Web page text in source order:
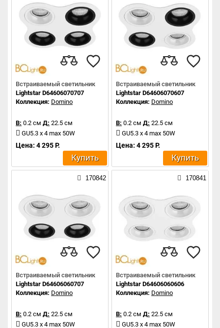
Встраиваемый светильник
Lightstar D64606070707
Коллекция: Domino
В: 0.2 см Д: 22.5 см
GU5.3 x 4 max 50W
Цена: 4 295 Р.
Купить
Встраиваемый светильник
Lightstar D64606070607
Коллекция: Domino
В: 0.2 см Д: 22.5 см
GU5.3 x 4 max 50W
Цена: 4 295 Р.
Купить
170842
Встраиваемый светильник
Lightstar D64606060707
Коллекция: Domino
В: 0.2 см Д: 22.5 см
GU5.3 x 4 max 50W
170841
Встраиваемый светильник
Lightstar D64606060606
Коллекция: Domino
В: 0.2 см Д: 22.5 см
GU5.3 x 4 max 50W